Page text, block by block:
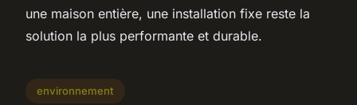
une maison entière, une installation fixe reste la
solution la plus performante et durable.
environnement